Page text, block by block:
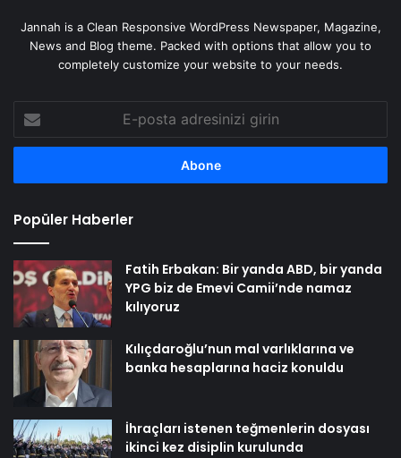
Jannah is a Clean Responsive WordPress Newspaper, Magazine,
News and Blog theme. Packed with options that allow you to
completely customize your website to your needs.
posta
adresinizi
Popüler Haberler
Fatih Erbakan: Bir yanda ABD, bir yanda
YPG biz de Emevi Camii’nde namaz
kılıyoruz
Kılıçdaroğlu’nun mal varlıklarına ve
banka hesaplarına haciz konuldu
İhraçları istenen teğmenlerin dosyası
ikinci kez disiplin kurulunda